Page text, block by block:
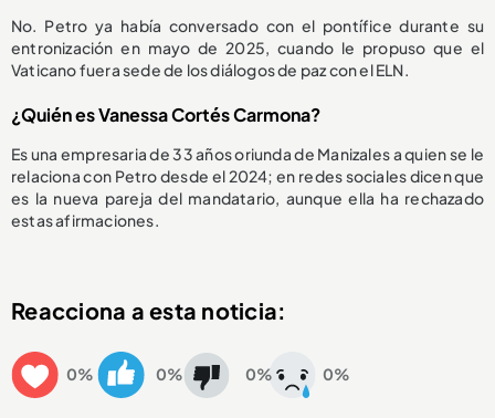
No. Petro ya había conversado con el pontífice durante su
entronización en mayo de 2025, cuando le propuso que el
Vaticano fuera sede de los diálogos de paz con el ELN.
¿Quién es Vanessa Cortés Carmona?
Es una empresaria de 33 años oriunda de Manizales a quien se le
relaciona con Petro desde el 2024; en redes sociales dicen que
es la nueva pareja del mandatario, aunque ella ha rechazado
estas afirmaciones.
Reacciona a esta noticia:
0% 0% 0% 0%